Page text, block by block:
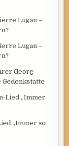
Lugan –
Lugan –
Georg
Gedenkstätte
Lied „Immer
„Immer so